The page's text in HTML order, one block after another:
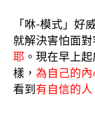
「咻-模式」好
就解決害怕面
耶 。現在早上
樣， 為自己的
看到有自信的